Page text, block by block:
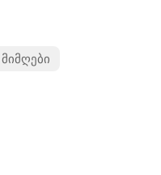
მიმღები